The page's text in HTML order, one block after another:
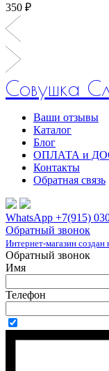
350 ₽
Совушка
Ваши отзывы
Каталог
Блог
ОПЛАТА и
Контакты
Обратная связь
WhatsApp +7(915)
Обратный звонок
Интернет-магазин создан
Обратный звонок
Имя
Телефон